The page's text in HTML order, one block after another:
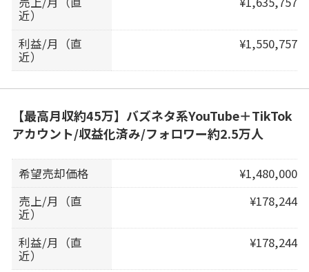
近）
利益/月（直
近）
¥1,550,757
【最高月収約45万】バズネタ系YouTube＋TikTok
アカウント/収益化済み/フォロワー約2.5万人
希望売却価格
¥1,480,000
売上/月（直
近）
¥178,244
利益/月（直
近）
¥178,244